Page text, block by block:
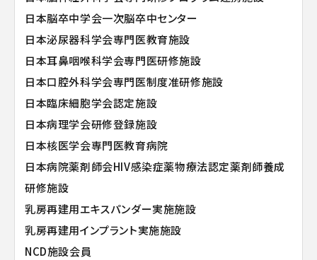
日本脳卒中学会一次脳卒中センター
日本泌尿器科学会専門医教育施設
日本耳鼻咽喉科学会専門医研修施設
日本口腔外科学会専門医制度准研修施設
日本臨床細胞学会認定施設
日本病理学会研修登録施設
日本核医学会専門医教育病院
日本病院薬剤師会HIV感染症薬物療法認定薬剤師養成
研修施設
乳房再建用エキスパンダー実施施設
乳房再建用インプラント実施施設
NCD施設会員